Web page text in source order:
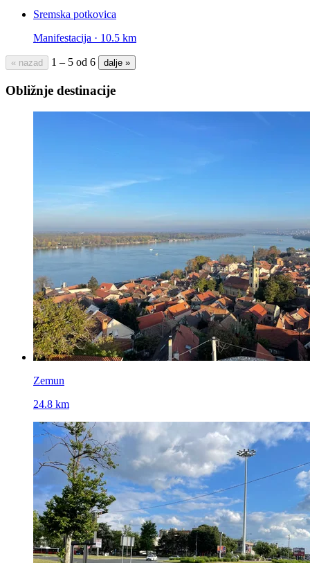
Sremska potkovica
Manifestacija · 10.5 km
« nazad 1 – 5 od 6 dalje »
Obližnje destinacije
Zemun
24.8 km